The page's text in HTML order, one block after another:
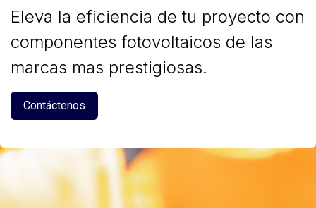
​Eleva la eficiencia de tu proyecto con
componentes fotovoltaicos de las
marcas mas prestigiosas.
Contáctenos